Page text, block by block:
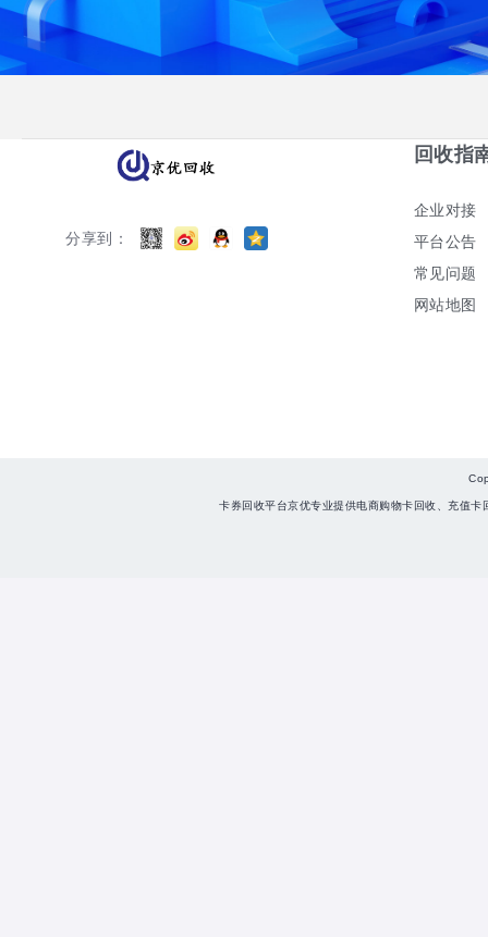
分享到：
回收指
企业对接
平台公告
常见问题
网站地图
卡券回收平台京优专业提供电商购物卡回收、充值